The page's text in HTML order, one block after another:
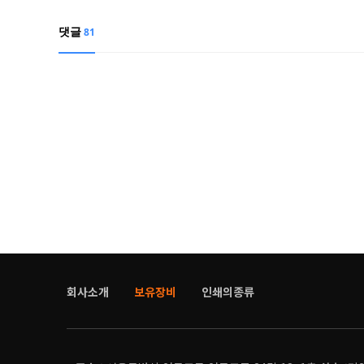
댓글81
회사소개 보유장비 인쇄의종류